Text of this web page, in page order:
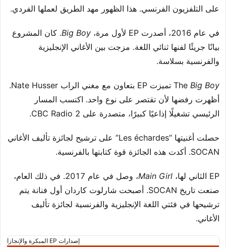
على التلفزيون الفرنسي. هذا الظهور مهد الطريق لعملها الفردي.
في عام 2016، أصدرت EP لأول مرة، Big Boy. كان المشروع
بيانًا جريئًا لفنها ثنائي اللغة. مزجت بين الأغاني الإنجليزية
والفرنسية بسلاسة.
The Big Boy
تميزت EP بتعاون مع مغني الراب Nate Husser.
أظهرت رفضها لأن تقتصر على نوع واحد. اكتسب المسار
الرئيسي تشغيلًا إذاعيًا كبيرًا، متصدرة على CBC Radio 2.
حصلت أغنيتها “Les échardes” على ترشيح لجائزة تأليف الأغاني
SOCAN. أكدت هذه الجائزة قوة كتابتها بالفرنسية.
EP الثاني لها، Main Girl
، وصل في عام 2017. في ذلك العام،
صنعت تاريخ SOCAN. أصبحت شارلوت كاردان أول فنانة يتم
ترشيحها في فئتي اللغة الإنجليزية والفرنسية لجائزة تأليف
الأغاني.
إصدارات EP المبكرة والإنجازات الرئيسية